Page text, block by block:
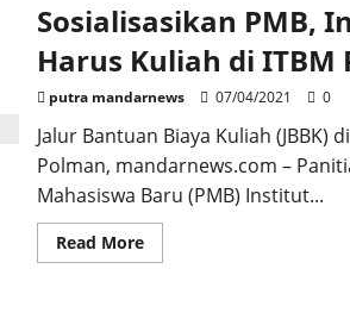
Sosialisasikan PMB,
Harus Kuliah di ITBM
putra mandarnews 07/04/2021 0
Jalur Bantuan Biaya Kuliah (JBBK)
Polman, mandarnews.com –
Mahasiswa Baru (PMB) Institut...
Read MoreRead
more